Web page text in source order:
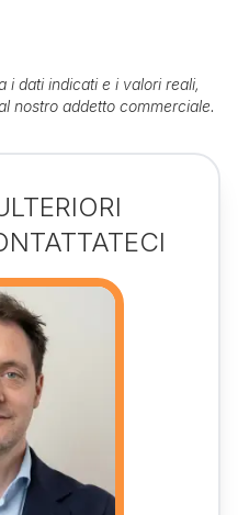
i dati indicati e i valori reali,
nostro addetto commerciale.